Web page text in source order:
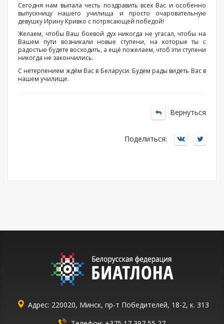
Сегодня нам выпала честь поздравить всех Вас и особенно
выпускницу нашего училища и просто очаровательную
девушку Ирину Кривко с потрясающей победой!
Желаем, чтобы Ваш боевой дух никогда не угасал, чтобы на
Вашем пути возникали новые ступени, на которые ты с
радостью будете восходить, а ещё пожелаем, чтоб эти ступени
никогда не закончились.
С нетерпением ждём Вас в Беларуси. Будем рады видеть Вас в
нашем училище.
Вернуться
Поделиться:
Адрес: 220020, Минск, пр-т Победителей, 18-2, к. 313